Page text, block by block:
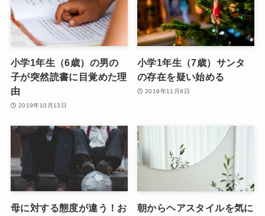
小学1年生（6歳）の男の
子が突然読書に目覚めた理
由
2019年10月13日
小学1年生（7歳）サンタ
の存在を疑い始める
2019年11月8日
母に対する態度が違う！お
朝からヘアスタイルを気に